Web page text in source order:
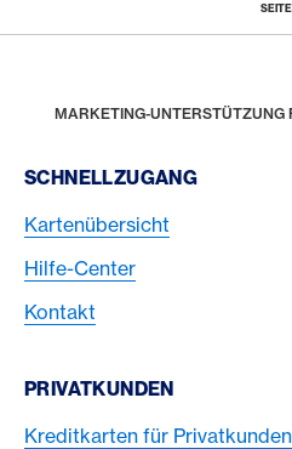
MARKETING-UNTERSTÜTZUNG
Footer Navigation
SCHNELLZUGANG
Kartenübersicht
Hilfe-Center
Kontakt
PRIVATKUNDEN
Kreditkarten für Privatkunden